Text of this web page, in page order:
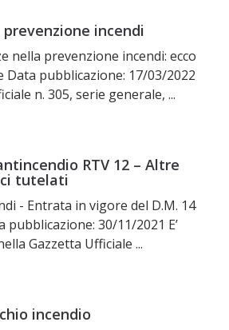
prevenzione incendi
nella prevenzione incendi: ecco
Data pubblicazione: 17/03/2022
n. 305, serie generale, ...
RTV 12 – Altre
tutelati
- Entrata in vigore del D.M. 14
30/11/2021 E’
Gazzetta Ufficiale ...
incendio